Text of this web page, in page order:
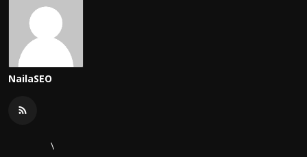
NailaSEO
\